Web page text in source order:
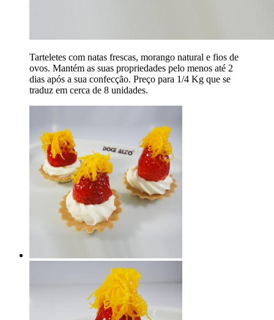
Tarteletes com natas frescas, morango natural e fios de
ovos. Mantém as suas propriedades pelo menos até 2
dias após a sua confecção. Preço para 1/4 Kg que se
traduz em cerca de 8 unidades.